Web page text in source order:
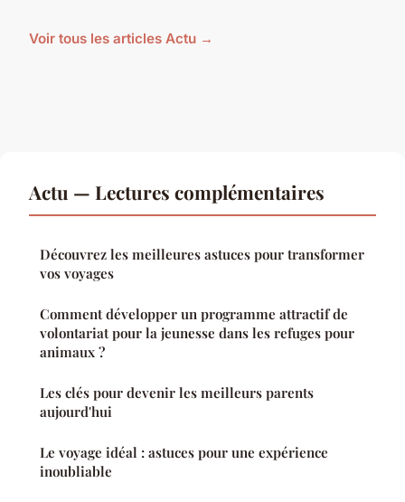
Voir tous les articles Actu →
Actu — Lectures complémentaires
Découvrez les meilleures astuces pour transformer
vos voyages
Comment développer un programme attractif de
volontariat pour la jeunesse dans les refuges pour
animaux ?
Les clés pour devenir les meilleurs parents
aujourd'hui
Le voyage idéal : astuces pour une expérience
inoubliable